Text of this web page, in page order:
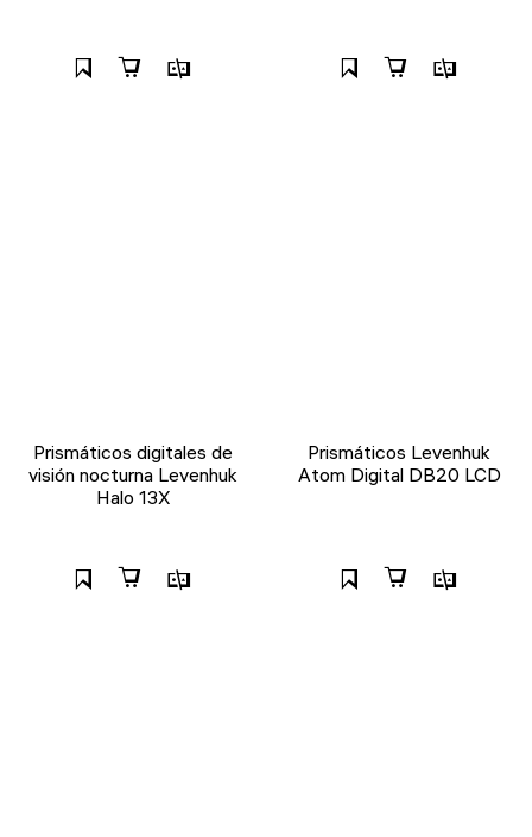
Prismáticos digitales de
visión nocturna Levenhuk
Halo 13X
Prismáticos Levenhuk
Atom Digital DB20 LCD